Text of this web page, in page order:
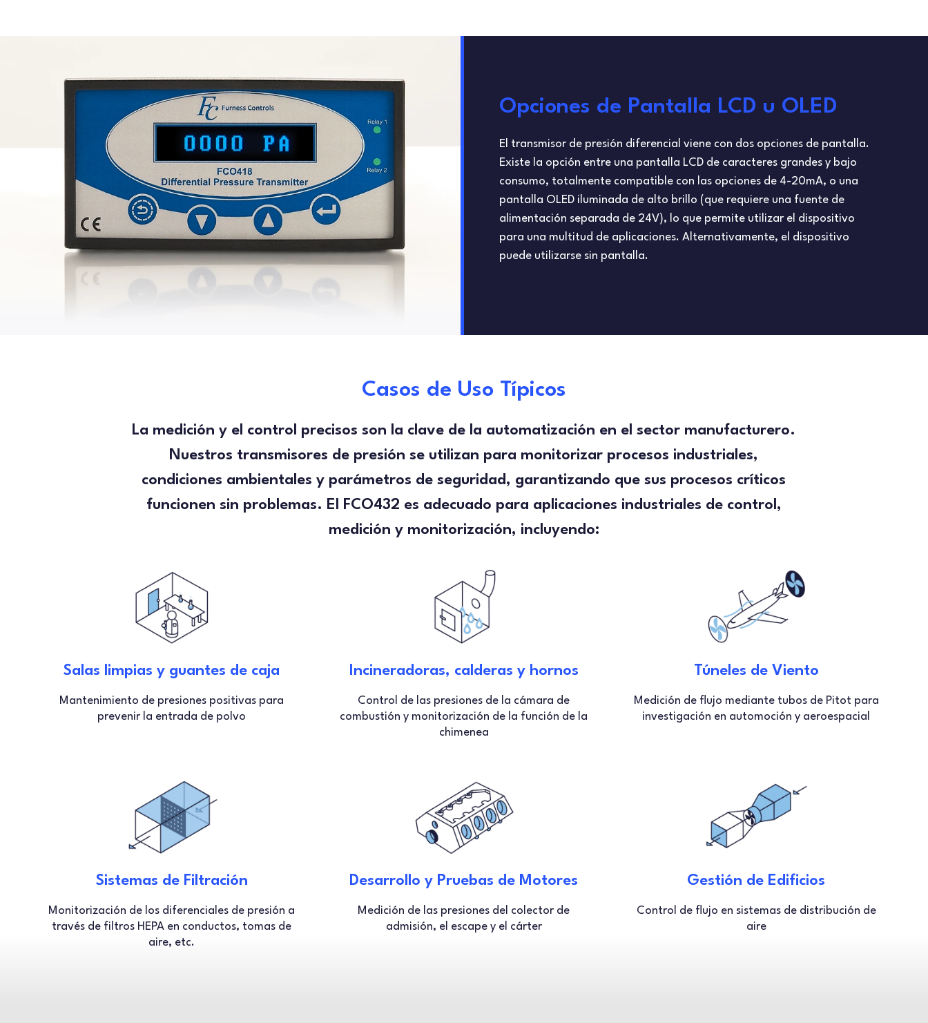
Opciones de Pantalla LCD u OLED
El transmisor de presión diferencial viene con dos opciones de pantalla.
Existe la opción entre una pantalla LCD de caracteres grandes y bajo
consumo, totalmente compatible con las opciones de 4-20mA, o una
pantalla OLED iluminada de alto brillo (que requiere una fuente de
alimentación separada de 24V), lo que permite utilizar el dispositivo
para una multitud de aplicaciones. Alternativamente, el dispositivo
puede utilizarse sin pantalla.
Casos de Uso Típicos
La medición y el control precisos son la clave de la automatización en el sector manufacturero.
Nuestros transmisores de presión se utilizan para monitorizar procesos industriales,
condiciones ambientales y parámetros de seguridad, garantizando que sus procesos críticos
funcionen sin problemas. El FCO432 es adecuado para aplicaciones industriales de control,
medición y monitorización, incluyendo:
Salas limpias y guantes de caja
Mantenimiento de presiones positivas para
prevenir la entrada de polvo
Incineradoras, calderas y hornos
Control de las presiones de la cámara de
combustión y monitorización de la función de la
chimenea
Túneles de Viento
Medición de flujo mediante tubos de Pitot para
investigación en automoción y aeroespacial
Sistemas de Filtración
Monitorización de los diferenciales de presión a
través de filtros HEPA en conductos, tomas de
aire, etc.
Desarrollo y Pruebas de Motores
Medición de las presiones del colector de
admisión, el escape y el cárter
Gestión de Edificios
Control de flujo en sistemas de distribución de
aire